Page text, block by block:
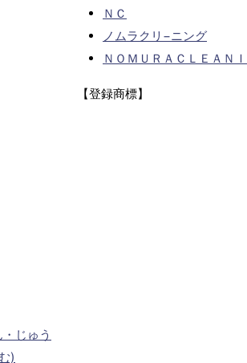
じゅう
)
ＮＣ
ノムラクリ−ニング
ＮＯＭＵＲＡＣＬＥＡＮ
【登録商標】